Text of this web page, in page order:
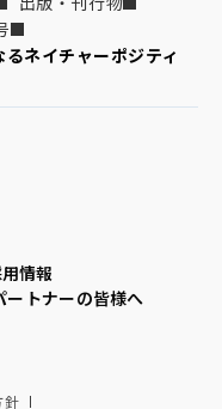
ネイチャーポジティ
情報
ートナーの皆様へ
針